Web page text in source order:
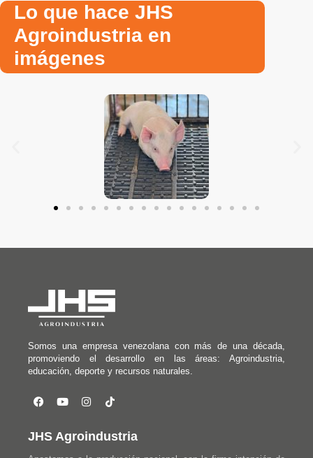
Lo que hace JHS
Agroindustria en
imágenes
Somos una empresa venezolana con más de una década,
promoviendo el desarrollo en las áreas: Agroindustria,
educación, deporte y recursos naturales.
JHS Agroindustria